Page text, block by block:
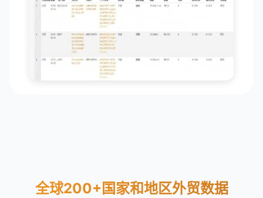
全球200+国家和地区外贸数据